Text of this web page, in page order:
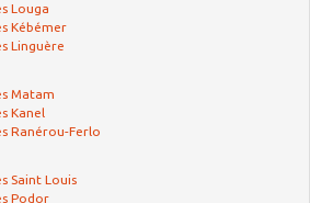
Louga
Kébémer
Linguère
Matam
Kanel
Ranérou-Ferlo
Saint Louis
Podor